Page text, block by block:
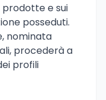
e sui
posseduti.
nominata
procederà a
profili